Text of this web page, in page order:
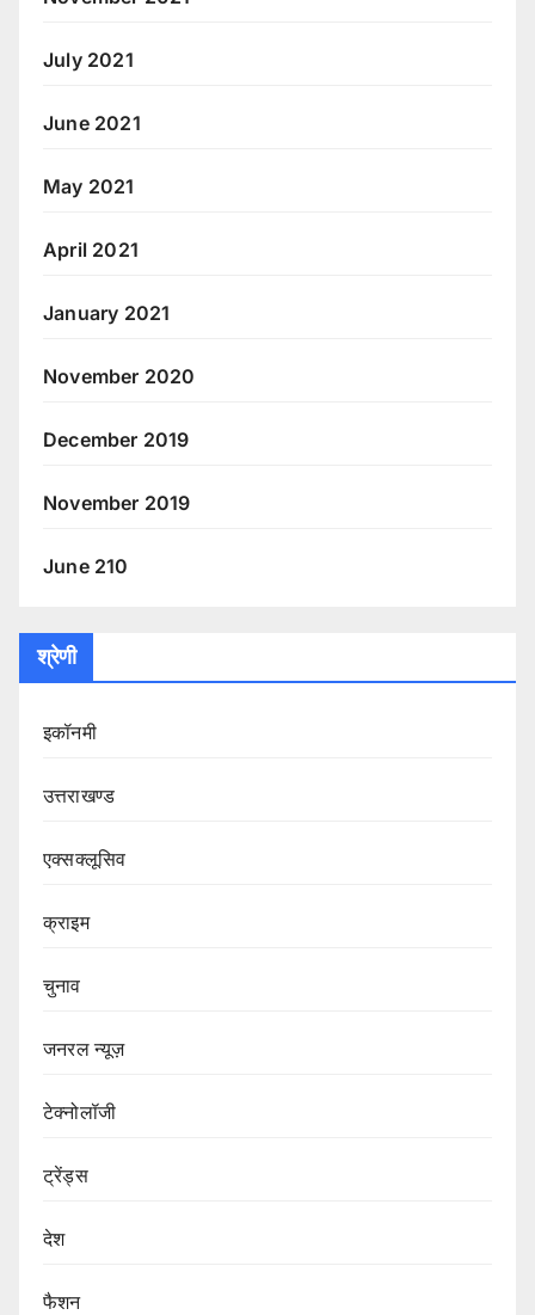
July 2021
June 2021
May 2021
April 2021
January 2021
November 2020
December 2019
November 2019
June 210
श्रेणी
इकॉनमी
उत्तराखण्ड
एक्सक्लूसिव
क्राइम
चुनाव
जनरल न्यूज़
टेक्नोलॉजी
ट्रेंड्स
देश
फैशन